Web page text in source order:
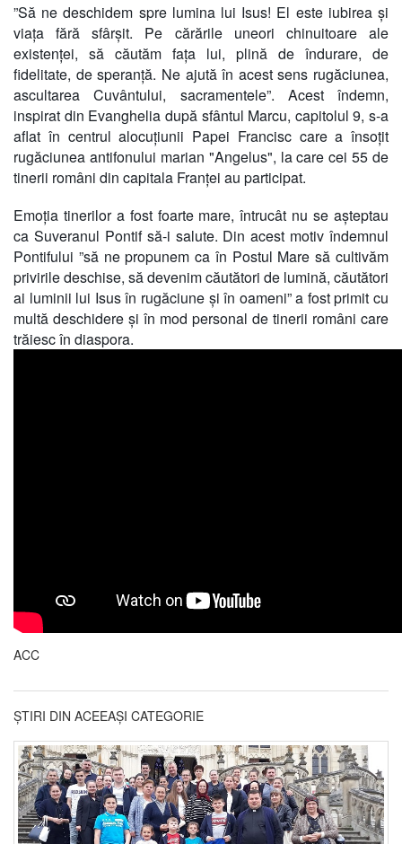
”Să ne deschidem spre lumina lui Isus! El este iubirea și
viața fără sfârșit. Pe cărările uneori chinuitoare ale
existenței, să căutăm fața lui, plină de îndurare, de
fidelitate, de speranță. Ne ajută în acest sens rugăciunea,
ascultarea Cuvântului, sacramentele”. Acest îndemn,
inspirat din Evanghelia după sfântul Marcu, capitolul 9, s-a
aflat în centrul alocuțiunii Papei Francisc care a însoțit
rugăciunea antifonului marian "Angelus", la care cei 55 de
tinerii români din capitala Franței au participat.
Emoția tinerilor a fost foarte mare, întrucât nu se așteptau
ca Suveranul Pontif să-i salute. Din acest motiv îndemnul
Pontifului ”să ne propunem ca în Postul Mare să cultivăm
privirile deschise, să devenim căutători de lumină, căutători
ai luminii lui Isus în rugăciune și în oameni” a fost primit cu
multă deschidere și în mod personal de tinerii români care
trăiesc în diaspora.
ACC
ȘTIRI DIN ACEEAȘI CATEGORIE